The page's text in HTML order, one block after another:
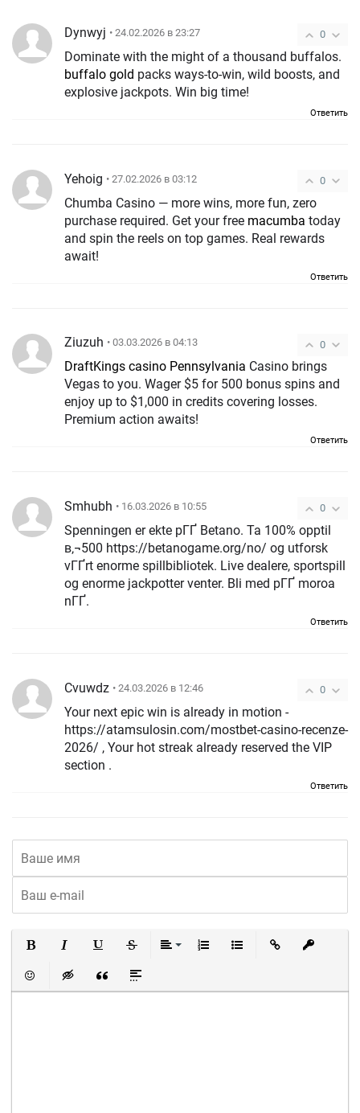
0
Dynwyj • 24.02.2026 в 23:27
Dominate with the might of a thousand buffalos.
buffalo gold packs ways-to-win, wild boosts, and
explosive jackpots. Win big time!
Ответить
0
Yehoig • 27.02.2026 в 03:12
Chumba Casino — more wins, more fun, zero
purchase required. Get your free macumba today
and spin the reels on top games. Real rewards
await!
Ответить
0
Ziuzuh • 03.03.2026 в 04:13
DraftKings casino Pennsylvania Casino brings
Vegas to you. Wager $5 for 500 bonus spins and
enjoy up to $1,000 in credits covering losses.
Premium action awaits!
Ответить
0
Smhubh • 16.03.2026 в 10:55
Spenningen er ekte pГҐ Betano. Ta 100% opptil
в‚¬500 https://betanogame.org/no/ og utforsk
vГҐrt enorme spillbibliotek. Live dealere, sportspill
og enorme jackpotter venter. Bli med pГҐ moroa
nГҐ.
Ответить
0
Cvuwdz • 24.03.2026 в 12:46
Your next epic win is already in motion -
https://atamsulosin.com/mostbet-casino-recenze-
2026/ , Your hot streak already reserved the VIP
section .
Ответить
Вставить смайлик
Вставка скрытого текста
Вставка цитаты
Вставка спойлера